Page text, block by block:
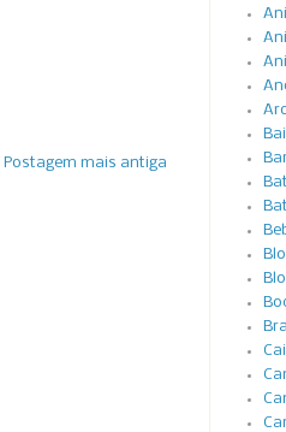
Postagem mais antiga